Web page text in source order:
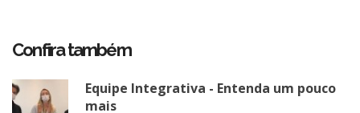
Confira também
Equipe Integrativa - Entenda um pouco
mais